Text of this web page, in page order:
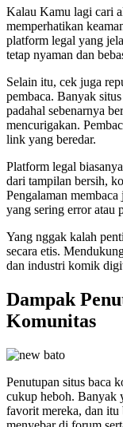
Kalau Kamu lagi cari
memperhatikan
platform legal yang
tetap nyaman dan
Selain itu, cek juga
pembaca. Banyak
padahal sebenarnya
mencurigakan.
link yang beredar.
Platform legal
dari tampilan bersih,
Pengalaman
yang sering error atau
Yang nggak kalah
secara etis.
dan industri komik
Dampak
Komunitas
Penutupan situs baca
cukup heboh. Banyak
favorit mereka, dan